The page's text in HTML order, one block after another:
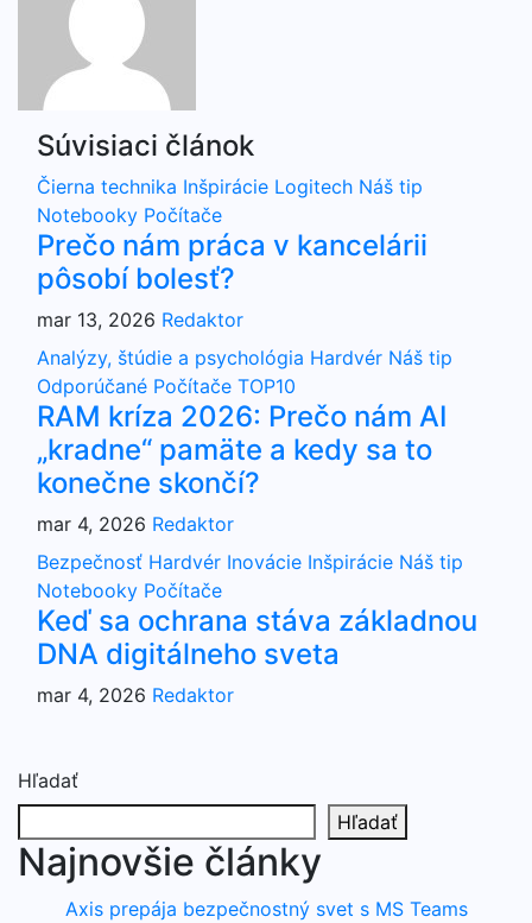
Súvisiaci článok
Čierna technika Inšpirácie Logitech Náš tip
Notebooky Počítače
Prečo nám práca v kancelárii
pôsobí bolesť?
mar 13, 2026 Redaktor
Analýzy, štúdie a psychológia Hardvér Náš tip
Odporúčané Počítače TOP10
RAM kríza 2026: Prečo nám AI
„kradne“ pamäte a kedy sa to
konečne skončí?
mar 4, 2026 Redaktor
Bezpečnosť Hardvér Inovácie Inšpirácie Náš tip
Notebooky Počítače
Keď sa ochrana stáva základnou
DNA digitálneho sveta
mar 4, 2026 Redaktor
Hľadať
Hľadať
Najnovšie články
Axis prepája bezpečnostný svet s MS Teams